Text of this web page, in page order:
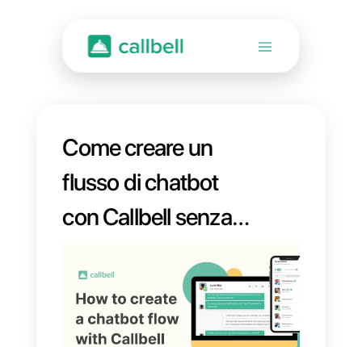
Come creare un
flusso di chatbot
con Callbell senza
annoiarsi